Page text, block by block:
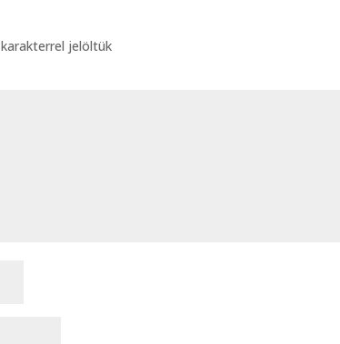
karakterrel jelöltük